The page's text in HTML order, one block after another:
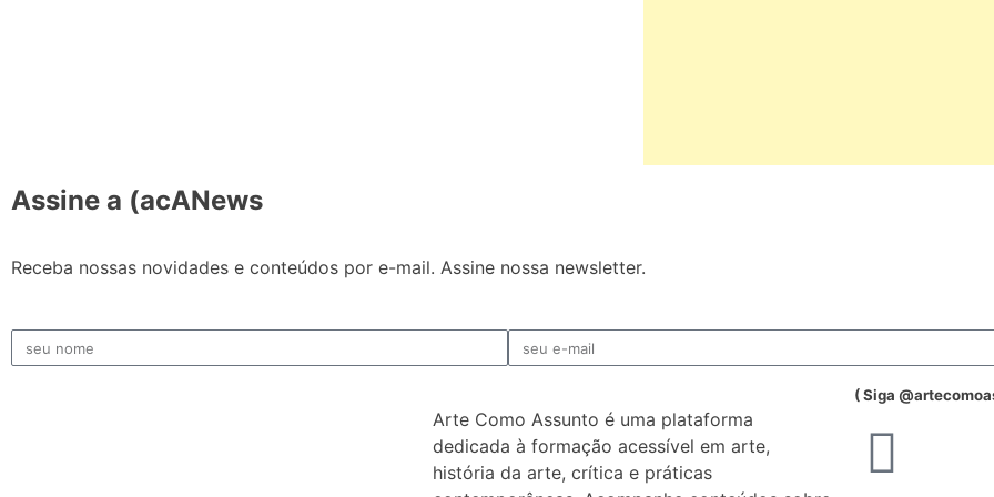
Assine a (acANews
Receba nossas novidades e conteúdos por e-mail. Assine nossa newsletter.
Arte Como Assunto é uma plataforma
dedicada à formação acessível em arte,
história da arte, crítica e práticas
( Siga